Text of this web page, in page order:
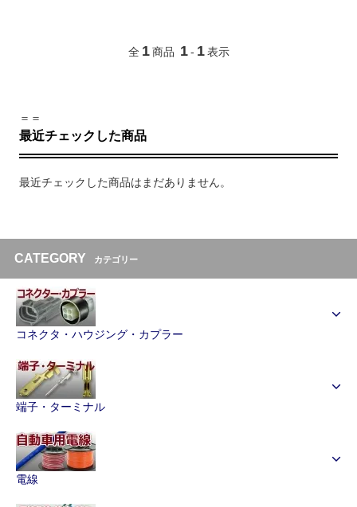
全 1 商品 1 - 1 表示
＝＝
最近チェックした商品
最近チェックした商品はまだありません。
CATEGORY カテゴリー
コネクタ・ハウジング・カプラー
端子・ターミナル
電線